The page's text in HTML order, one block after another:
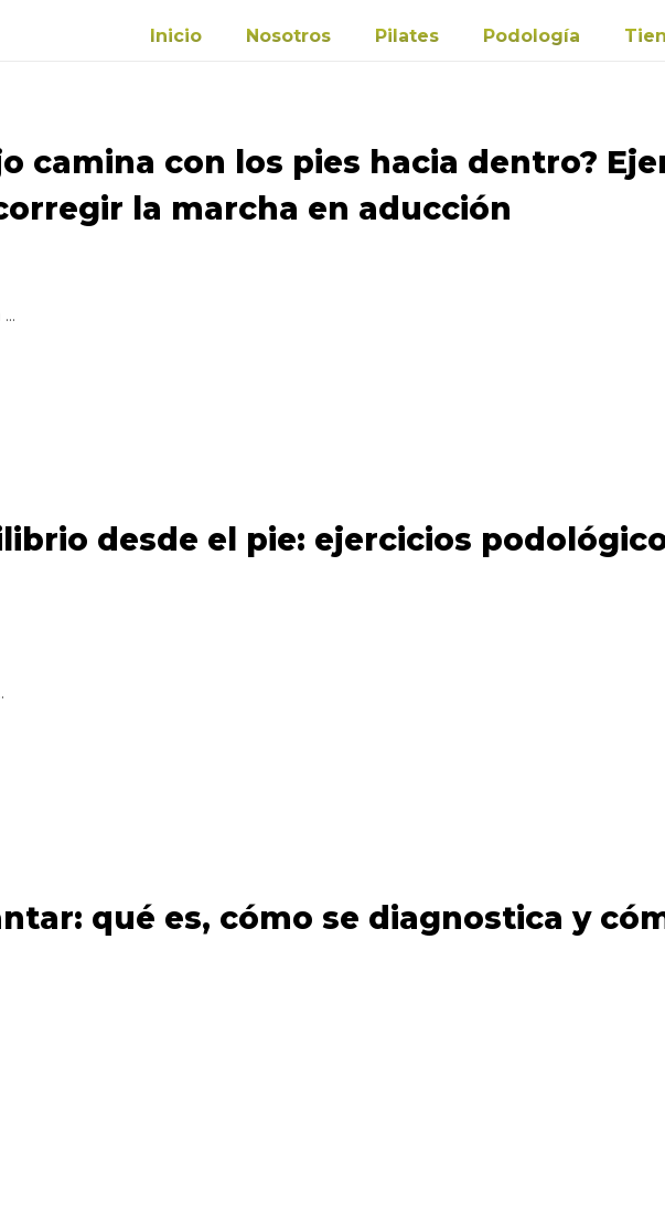
Inicio Nosotros Pilates Podología
camina con los pies hacia dentro?
la marcha en aducción
desde el pie: ejercicios
qué es, cómo se diagnostica y